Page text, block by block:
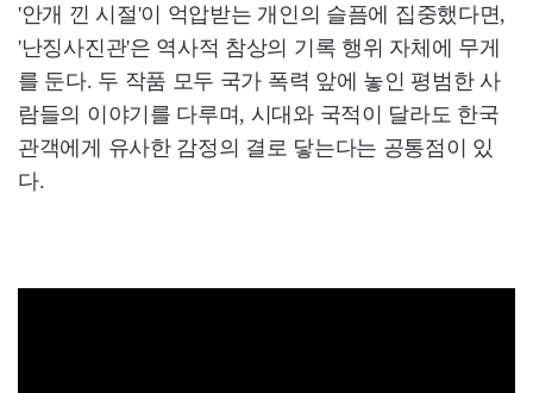
'안개 낀 시절'이 억압받는 개인의 슬픔에 집중했다면,
'난징사진관'은 역사적 참상의 기록 행위 자체에 무게
를 둔다. 두 작품 모두 국가 폭력 앞에 놓인 평범한 사
람들의 이야기를 다루며, 시대와 국적이 달라도 한국
관객에게 유사한 감정의 결로 닿는다는 공통점이 있
다.